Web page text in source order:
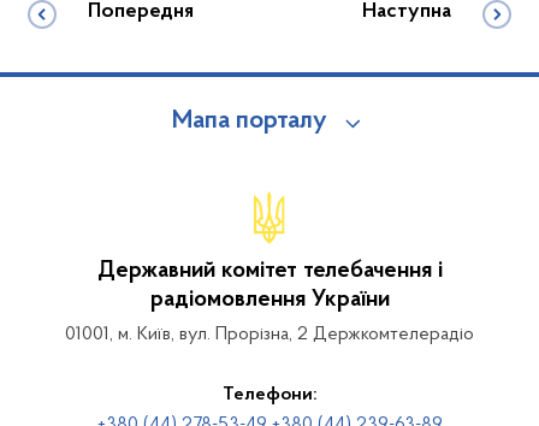
Попередня Наступна
Мапа порталу
Державний комітет телебачення і
радіомовлення України
01001, м. Київ, вул. Прорізна, 2 Держкомтелерадіо
Телефони: